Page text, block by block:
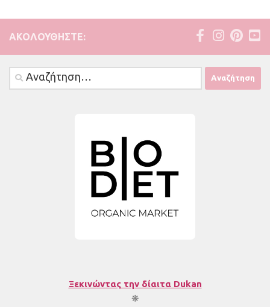
ΑΚΟΛΟΥΘΉΣΤΕ:
Αναζήτηση
για:
Ξεκινώντας την δίαιτα Dukan
❋